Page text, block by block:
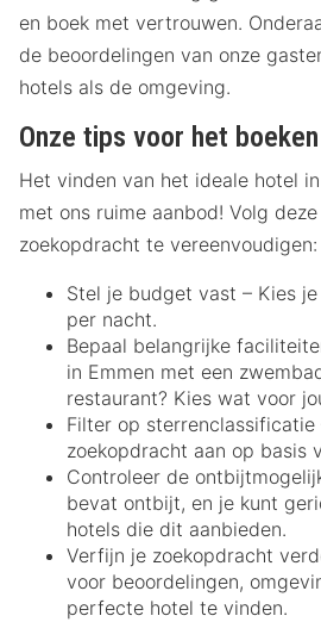
en boek met vertrouwen.
de beoordelingen van onze
hotels als de omgeving.
Onze tips voor het boeken
Het vinden van het ideale hotel
met ons ruime aanbod! Volg
zoekopdracht te vereenvoudigen:
Stel je budget vast – Kies
per nacht.
Bepaal belangrijke
in Emmen met een
restaurant? Kies wat voor
Filter op sterrenclassificatie
zoekopdracht aan op basis
Controleer de
bevat ontbijt, en je kunt
hotels die dit aanbieden.
Verfijn je zoekopdracht
voor beoordelingen,
perfecte hotel te vinden.